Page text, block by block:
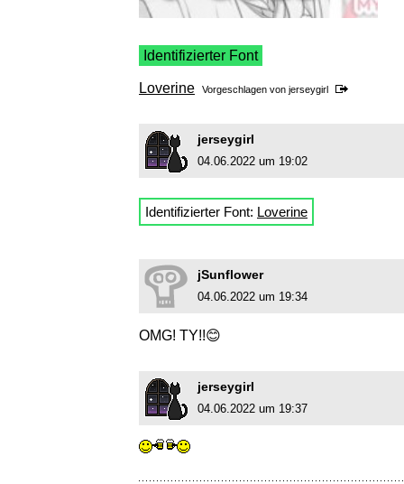
Identifizierter Font
Loverine Vorgeschlagen von jerseygirl
jerseygirl
04.06.2022 um 19:02
Identifizierter Font: Loverine
jSunflower
04.06.2022 um 19:34
OMG! TY!!😊
jerseygirl
04.06.2022 um 19:37